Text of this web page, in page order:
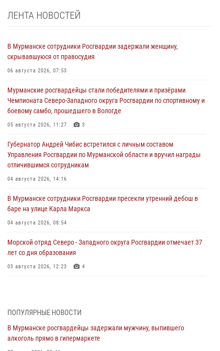
ЛЕНТА НОВОСТЕЙ
В Мурманске сотрудники Росгвардии задержали женщину,
скрывавшуюся от правосудия
06 августа 2026, 07:53
Мурманские росгвардейцы стали победителями и призёрами
Чемпионата Северо-Западного округа Росгвардии по спортивному и
боевому самбо, прошедшего в Вологде
05 августа 2026, 11:27 3
Губернатор Андрей Чибис встретился с личным составом
Управления Росгвардии по Мурманской области и вручил награды
отличившимся сотрудникам
04 августа 2026, 14:16
В Мурманске сотрудники Росгвардии пресекли утренний дебош в
баре на улице Карла Маркса
04 августа 2026, 08:54
Морской отряд Северо - Западного округа Росгвардии отмечает 37
лет со дня образования
03 августа 2026, 12:23 4
Сотрудники Росгвардии провели инструктаж по
ПОПУЛЯРНЫЕ НОВОСТИ
В Мурманске росгвардейцы задержали мужчину, выпившего
алкоголь прямо в гипермаркете